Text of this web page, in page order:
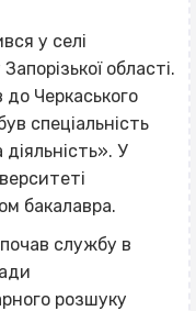
у селі
області.
до Черкаського
спеціальність
У
бакалавра.
службу в
розшуку